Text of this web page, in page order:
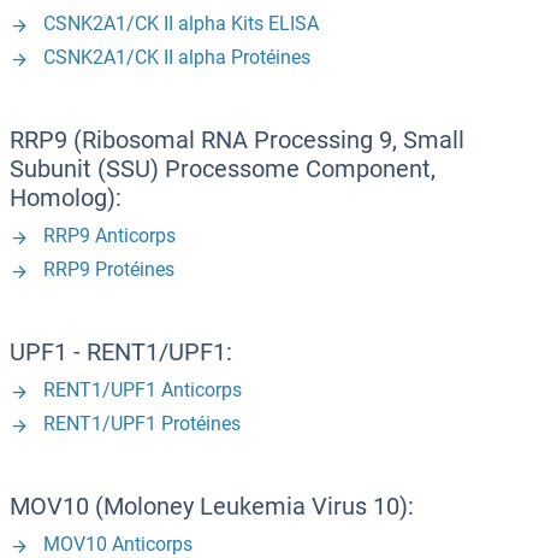
CSNK2A1/CK II alpha Kits ELISA
CSNK2A1/CK II alpha Protéines
RRP9 (Ribosomal RNA Processing 9, Small
Subunit (SSU) Processome Component,
Homolog):
RRP9 Anticorps
RRP9 Protéines
UPF1 - RENT1/UPF1:
RENT1/UPF1 Anticorps
RENT1/UPF1 Protéines
MOV10 (Moloney Leukemia Virus 10):
MOV10 Anticorps